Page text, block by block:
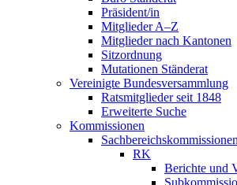
Präsident/in
Mitglieder A–Z
Mitglieder nach Kantonen
Sitzordnung
Mutationen Ständerat
Vereinigte Bundesversammlung
Ratsmitglieder seit 1848
Erweiterte Suche
Kommissionen
RK
Berichte und